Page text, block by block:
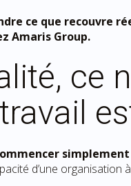
ce que recouvre
Amaris Group.
ce
simplement
d’une